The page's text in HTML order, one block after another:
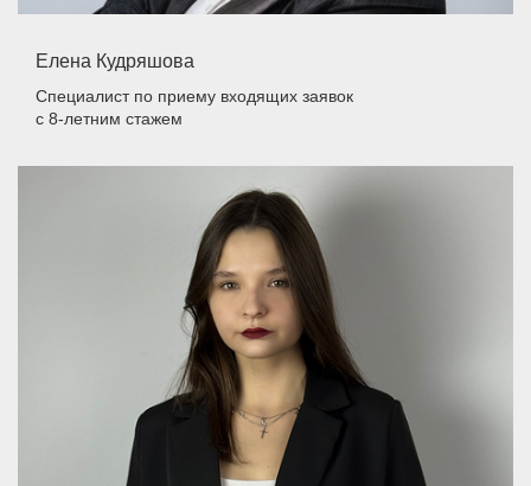
Елена Кудряшова
Специалист по приему входящих заявок
с 8-летним стажем